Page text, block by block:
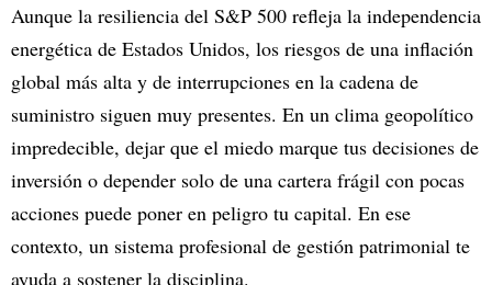
Aunque la resiliencia del S&P 500 refleja la independencia
energética de Estados Unidos, los riesgos de una inflación
global más alta y de interrupciones en la cadena de
suministro siguen muy presentes. En un clima geopolítico
impredecible, dejar que el miedo marque tus decisiones de
inversión o depender solo de una cartera frágil con pocas
acciones puede poner en peligro tu capital. En ese
contexto, un sistema profesional de gestión patrimonial te
ayuda a sostener la disciplina.